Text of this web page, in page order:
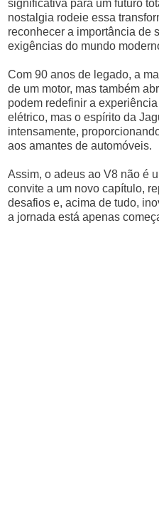
significativa para um futuro
nostalgia rodeie essa
reconhecer a importância de
exigências do mundo
Com 90 anos de legado, a
de um motor, mas também
podem redefinir a
elétrico, mas o espírito da
intensamente,
aos amantes de automóveis.
Assim, o adeus ao V8 não é
convite a um novo capítulo,
desafios e, acima de tudo,
a jornada está apenas